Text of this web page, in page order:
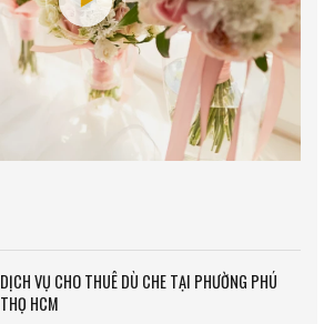
DỊCH VỤ CHO THUÊ DÙ CHE TẠI PHƯỜNG PHÚ
THỌ HCM